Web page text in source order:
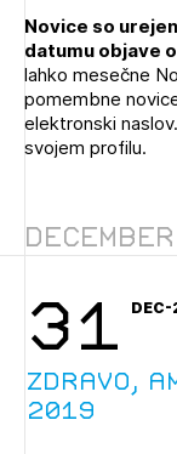
Praksa
O ZAPS
Prijavite se s
POZABLJENO GESLO
REGISTRIRAJTE
Novice so
datumu objave
lahko mesečne
pomembne
elektronski
svojem profilu.
December
31
Zdravo,
2019
Ostanite na
Novičnike.
Novičnike vam bomo
Mesečni
Novičnik
Dnevne